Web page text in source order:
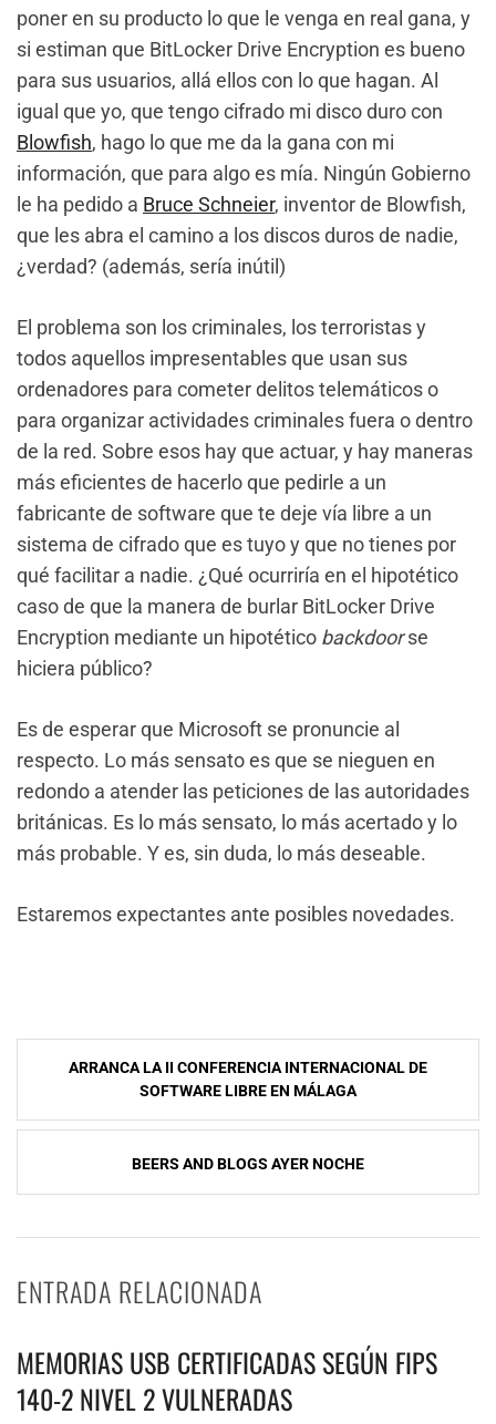
poner en su producto lo que le venga en real gana, y
si estiman que BitLocker Drive Encryption es bueno
para sus usuarios, allá ellos con lo que hagan. Al
igual que yo, que tengo cifrado mi disco duro con
Blowfish, hago lo que me da la gana con mi
información, que para algo es mía. Ningún Gobierno
le ha pedido a Bruce Schneier, inventor de Blowfish,
que les abra el camino a los discos duros de nadie,
¿verdad? (además, sería inútil)
El problema son los criminales, los terroristas y
todos aquellos impresentables que usan sus
ordenadores para cometer delitos telemáticos o
para organizar actividades criminales fuera o dentro
de la red. Sobre esos hay que actuar, y hay maneras
más eficientes de hacerlo que pedirle a un
fabricante de software que te deje vía libre a un
sistema de cifrado que es tuyo y que no tienes por
qué facilitar a nadie. ¿Qué ocurriría en el hipotético
caso de que la manera de burlar BitLocker Drive
Encryption mediante un hipotético backdoorse
hiciera público?
Es de esperar que Microsoft se pronuncie al
respecto. Lo más sensato es que se nieguen en
redondo a atender las peticiones de las autoridades
británicas. Es lo más sensato, lo más acertado y lo
más probable. Y es, sin duda, lo más deseable.
Estaremos expectantes ante posibles novedades.
NavegaciÃ³n
entradas
ARRANCA LA II CONFERENCIA INTERNACIONAL DE
SOFTWARE LIBRE EN MÁLAGA
BEERS AND BLOGS AYER NOCHE
ENTRADA RELACIONADA
MEMORIAS USB CERTIFICADAS SEGÚN FIPS
140-2 NIVEL 2 VULNERADAS